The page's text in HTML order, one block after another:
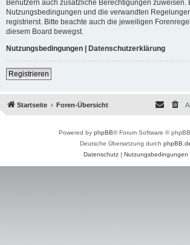
Benutzern auch zusätzliche Berechtigungen zuweisen.
Nutzungsbedingungen und die verwandten
registrierst. Bitte beachte auch die jeweiligen
diesem Board bewegst.
Nutzungsbedingungen | Datenschutzerklärung
Registrieren
Startseite Foren-Übersicht
Powered by phpBB® Forum Software ©
Deutsche Übersetzung durch
Datenschutz| Nutzungsbedingungen